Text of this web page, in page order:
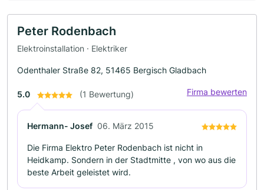
Peter Rodenbach
Elektroinstallation · Elektriker
Odenthaler Straße 82, 51465 Bergisch Gladbach
5.0 (1 Bewertung) Firma bewerten
Hermann- Josef 06. März 2015
Die Firma Elektro Peter Rodenbach ist nicht in
Heidkamp. Sondern in der Stadtmitte , von wo aus die
beste Arbeit geleistet wird.